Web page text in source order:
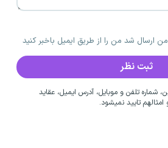
ارسال شد من را از طریق ایمیل باخبر کنید
شماره تلفن و موبایل، آدرس ایمیل، عقاید
تایید نمیشود.